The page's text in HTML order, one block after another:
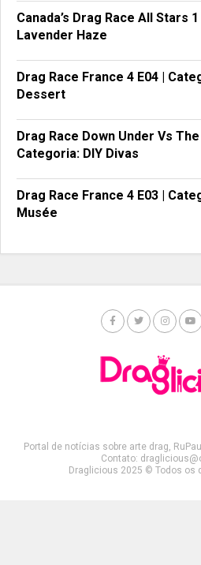
Canada’s Drag Race All Stars
Lavender Haze
Drag Race France 4 E04 |
Dessert
Drag Race Down Under Vs
Categoria: DIY Divas
Drag Race France 4 E03 |
Musée
Portal de notícias sobre arte drag,
Contato:
Draglicious 2025 © Todos os